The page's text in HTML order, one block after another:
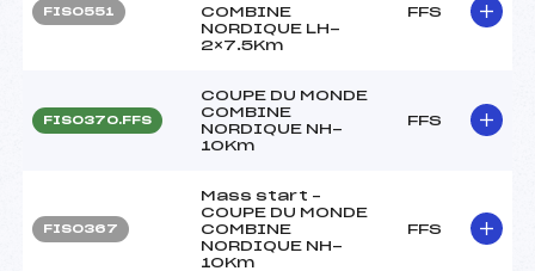
FIS0551
COMBINE
NORDIQUE LH-
2×7.5Km
FFS
FIS0370.FFS
COUPE DU MONDE
COMBINE
NORDIQUE NH-
10Km
FFS
FIS0367
Mass start –
COUPE DU MONDE
COMBINE
NORDIQUE NH-
10Km
FFS